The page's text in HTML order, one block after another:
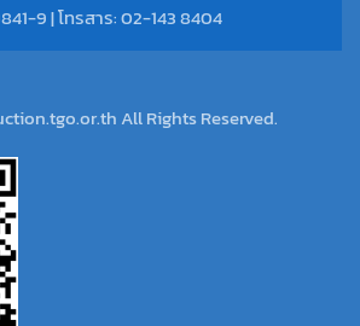
9 | โทรสาร: 02-143 8404
All Rights Reserved.